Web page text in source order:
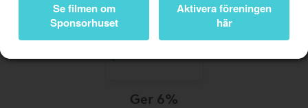
Se filmen om
Sponsorhuset
Aktivera föreningen
här
Ger 6%